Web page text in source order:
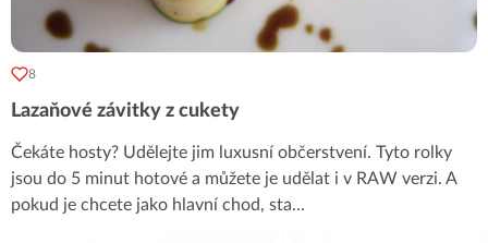
8
Lazaňové závitky z cukety
Čekáte hosty? Udělejte jim luxusní občerstvení. Tyto rolky
jsou do 5 minut hotové a můžete je udělat i v RAW verzi. A
pokud je chcete jako hlavní chod, sta...